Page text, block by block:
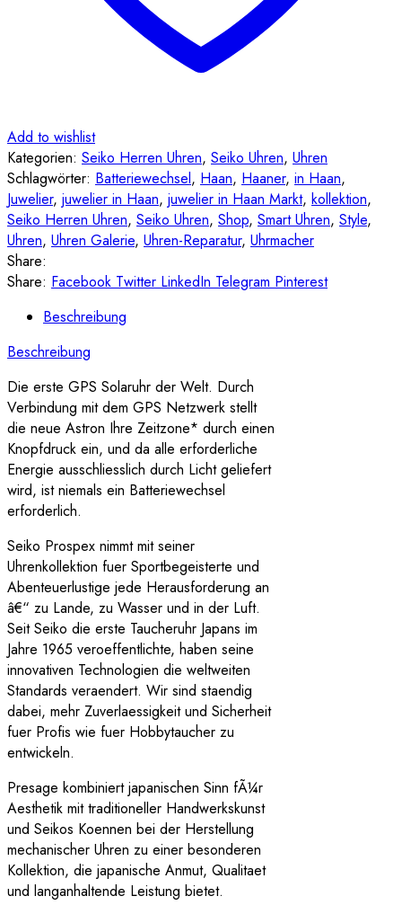
Add to wishlist
Kategorien: Seiko Herren Uhren, Seiko Uhren, Uhren
Schlagwörter: Batteriewechsel, Haan, Haaner, in Haan,
Juwelier, juwelier in Haan, juwelier in Haan Markt, kollektion,
Seiko Herren Uhren, Seiko Uhren, Shop, Smart Uhren, Style,
Uhren, Uhren Galerie, Uhren-Reparatur, Uhrmacher
Share:
Share: Facebook Twitter LinkedIn Telegram Pinterest
Beschreibung
Beschreibung
Die erste GPS Solaruhr der Welt. Durch
Verbindung mit dem GPS Netzwerk stellt
die neue Astron Ihre Zeitzone* durch einen
Knopfdruck ein, und da alle erforderliche
Energie ausschliesslich durch Licht geliefert
wird, ist niemals ein Batteriewechsel
erforderlich.
Seiko Prospex nimmt mit seiner
Uhrenkollektion fuer Sportbegeisterte und
Abenteuerlustige jede Herausforderung an
â€“ zu Lande, zu Wasser und in der Luft.
Seit Seiko die erste Taucheruhr Japans im
Jahre 1965 veroeffentlichte, haben seine
innovativen Technologien die weltweiten
Standards veraendert. Wir sind staendig
dabei, mehr Zuverlaessigkeit und Sicherheit
fuer Profis wie fuer Hobbytaucher zu
entwickeln.
Presage kombiniert japanischen Sinn fÃ¼r
Aesthetik mit traditioneller Handwerkskunst
und Seikos Koennen bei der Herstellung
mechanischer Uhren zu einer besonderen
Kollektion, die japanische Anmut, Qualitaet
und langanhaltende Leistung bietet.